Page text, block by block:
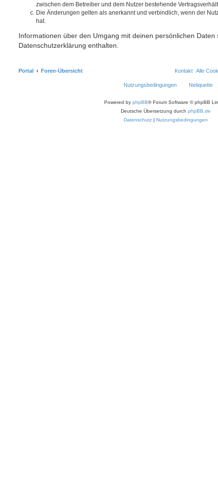
zwischen dem Betreiber und dem Nutzer bestehende
Die Änderungen gelten als anerkannt und verbindlich, wenn der
hat.
Informationen über den Umgang mit deinen persönlichen Daten
Datenschutzerklärung enthalten.
Portal Foren-Übersicht Alle
Kontakt
Netiquette
Nutzungsbedingungen
Powered by phpBB® Forum Software © phpBB
Deutsche Übersetzung durch phpBB.de
Datenschutz | Nutzungsbedingungen